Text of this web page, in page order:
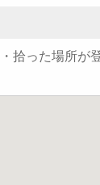
拾った場所が